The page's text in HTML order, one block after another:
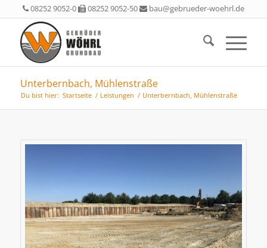
08252 9052-0 08252 9052-50 bau@gebrueder-woehrl.de
Unterbernbach, Mühlenstraße
Du bist hier: Startseite / Leistungen / Unterbernbach, Mühlenstraße